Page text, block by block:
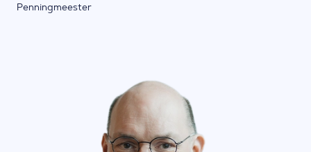
Penningmeester